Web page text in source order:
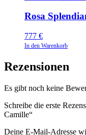
Rosa
777 €
In den Warenkorb
Rezensionen
Es gibt noch keine
Schreibe die erste
Camille“
Deine E-Mail-Adresse